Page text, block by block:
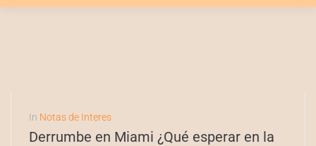
In Notas de Interes
Derrumbe en Miami ¿Qué esperar en la